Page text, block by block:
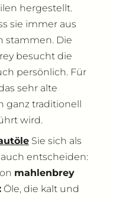
hergestellt.
sie immer aus
stammen. Die
besucht die
persönlich. Für
sehr alte
ganz traditionell
wird.
Sie sich als
entscheiden:
mahlenbrey
Öle, die kalt und